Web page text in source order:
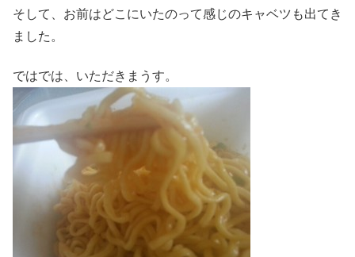
そして、お前はどこにいたのって感じのキャベツも出てき
ました。
ではでは、いただきまうす。